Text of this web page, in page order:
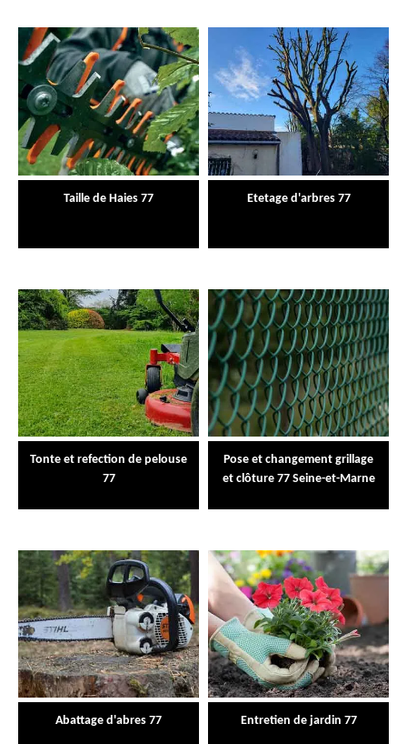
Taille de Haies 77 Etetage d'arbres 77
Tonte et refection de pelouse
77
Pose et changement grillage
et clôture 77 Seine-et-Marne
Abattage d'abres 77 Entretien de jardin 77